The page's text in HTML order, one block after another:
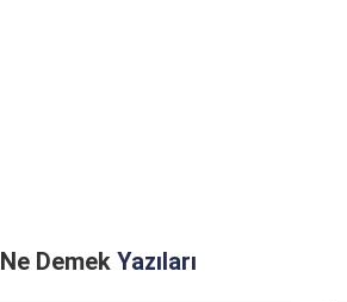
Ne Demek Yazıları